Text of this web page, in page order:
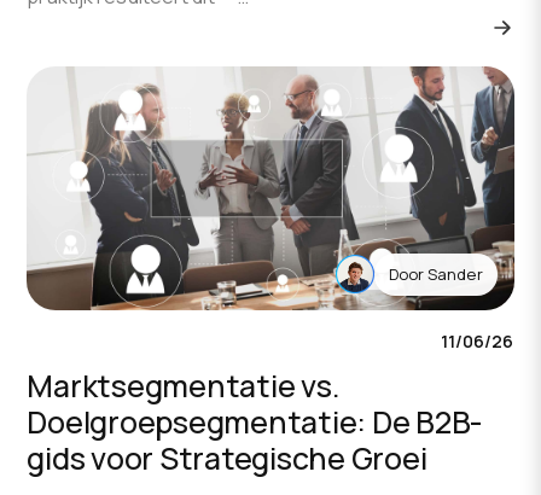
DoorSander
11/06/26
Marktsegmentatie vs.
Doelgroepsegmentatie: De B2B-
gids voor Strategische Groei